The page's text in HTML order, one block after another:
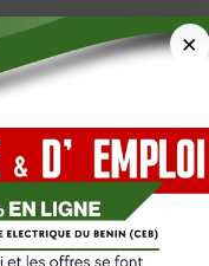
×